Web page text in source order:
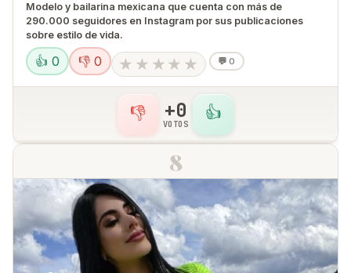
Modelo y bailarina mexicana que cuenta con más de
290.000 seguidores en Instagram por sus publicaciones
sobre estilo de vida.
👍 0 👎 0 ★ ★ ★ ★ ★ 💬 0
👍
+0
VOTOS
👎
8